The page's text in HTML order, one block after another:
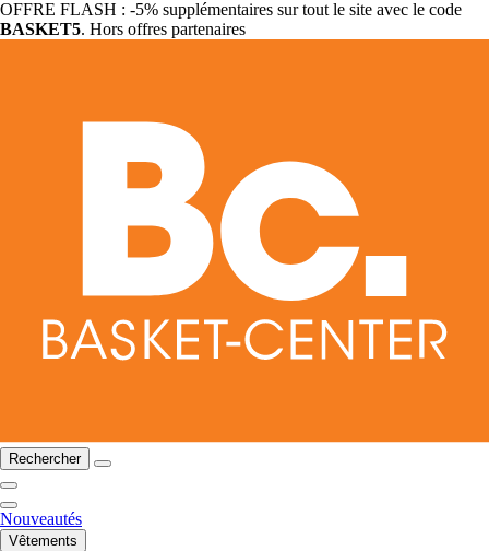
OFFRE FLASH : -5% supplémentaires sur tout le site avec le code
BASKET5. Hors offres partenaires
Rechercher
Nouveautés
Vêtements